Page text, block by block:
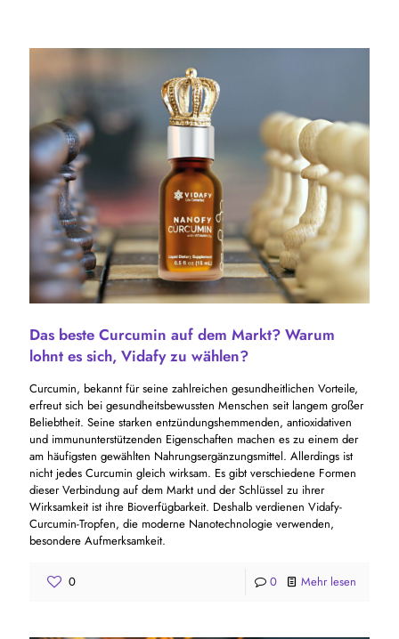
Das beste Curcumin auf dem Markt? Warum
lohnt es sich, Vidafy zu wählen?
Curcumin, bekannt für seine zahlreichen gesundheitlichen Vorteile,
erfreut sich bei gesundheitsbewussten Menschen seit langem großer
Beliebtheit. Seine starken entzündungshemmenden, antioxidativen
und immununterstützenden Eigenschaften machen es zu einem der
am häufigsten gewählten Nahrungsergänzungsmittel. Allerdings ist
nicht jedes Curcumin gleich wirksam. Es gibt verschiedene Formen
dieser Verbindung auf dem Markt und der Schlüssel zu ihrer
Wirksamkeit ist ihre Bioverfügbarkeit. Deshalb verdienen Vidafy-
Curcumin-Tropfen, die moderne Nanotechnologie verwenden,
besondere Aufmerksamkeit.
0 0 Mehr lesen